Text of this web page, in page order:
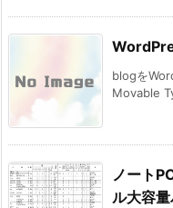
blogを
Movable
ノート
ル大容